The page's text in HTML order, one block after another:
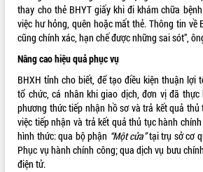
thay cho thẻ BHYT giấy khi đi khám chữa
việc hư hỏng, quên hoặc mất thẻ. Thông tin về
cũng chính xác, hạn chế được những sai sót”,
Nâng cao hiệu quả phục vụ
BHXH tỉnh cho biết, để tạo điều kiện thuận lợi
tổ chức, cá nhân khi giao dịch, đơn vị đã thực
phương thức tiếp nhận hồ sơ và trả kết quả
việc tiếp nhận và trả kết quả thủ tục hành
hình thức: qua bộ phận “Một cửa”tại trụ sở cơ
Phục vụ hành chính công; qua dịch vụ bưu
điện tử.